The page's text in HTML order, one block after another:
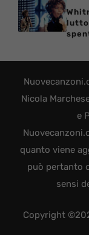
lutto
Nicola
e
quanto viene
può pertanto
sensi
Copyright